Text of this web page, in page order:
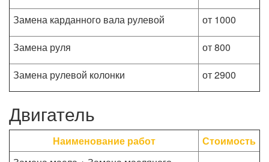
Замена карданного вала рулевой
от 1000
Замена руля
от 800
Замена рулевой колонки
от 2900
Двигатель
Наименование работ
Стоимость